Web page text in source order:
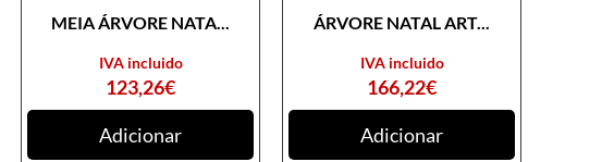
MEIA ÁRVORE NATA...
123,26€
IVA incluido
Adicionar
ÁRVORE NATAL ART...
166,22€
IVA incluido
Adicionar